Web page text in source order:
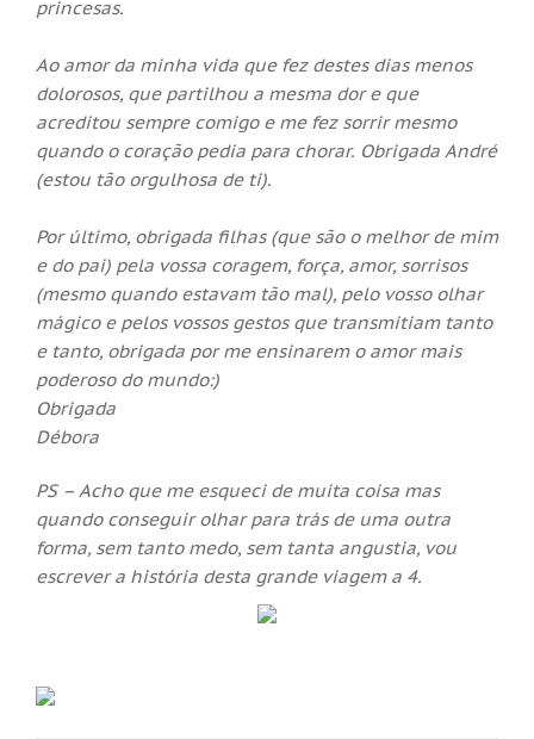
princesas.
Ao amor da minha vida que fez destes dias menos
dolorosos, que partilhou a mesma dor e que
acreditou sempre comigo e me fez sorrir mesmo
quando o coração pedia para chorar. Obrigada André
(estou tão orgulhosa de ti).
Por último, obrigada filhas (que são o melhor de mim
e do pai) pela vossa coragem, força, amor, sorrisos
(mesmo quando estavam tão mal), pelo vosso olhar
mágico e pelos vossos gestos que transmitiam tanto
e tanto, obrigada por me ensinarem o amor mais
poderoso do mundo:)
Obrigada
Débora
PS – Acho que me esqueci de muita coisa mas
quando conseguir olhar para trás de uma outra
forma, sem tanto medo, sem tanta angustia, vou
escrever a história desta grande viagem a 4.